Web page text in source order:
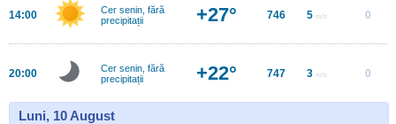
14:00
Cer senin, fără
precipitații
+27° 746 5 m/s 0
20:00
Cer senin, fără
precipitații
+22° 747 3 m/s 0
Luni, 10 August